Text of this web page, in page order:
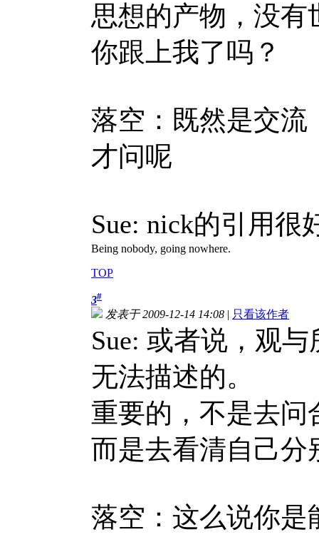
思想的产物，没有
你跟上我了吗？
落空：既然是交流
才问呢
Sue: nick的引用很
Being nobody, going nowhere.
TOP
3#
发表于 2009-12-14 14:08 | 只看该作者
Sue: 或者说，观
无法描述的。
重要的，不是去问
而是去看清自己分
落空：这么说你是